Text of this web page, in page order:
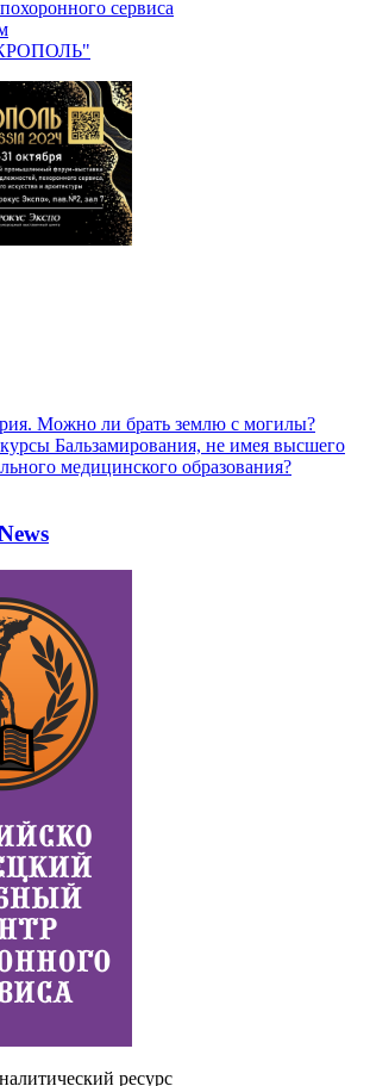
сервиса
Можно ли брать землю с могилы?
Бальзамирования, не имея высшего
медицинского образования?
ресурс